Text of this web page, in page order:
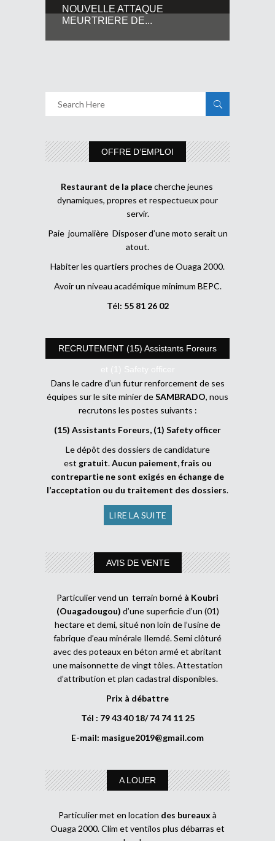
NOUVELLE ATTAQUE
MEURTRIERE DE...
OFFRE D’EMPLOI
Restaurant de la placecherche jeunes
dynamiques, propres et respectueux pour
servir.
Paie journalière Disposer d’une moto serait un
atout.
Habiter les quartiers proches de Ouaga 2000.
Avoir un niveau académique minimum BEPC.
Tél: 55 81 26 02
RECRUTEMENT (15) Assistants Foreurs
et (1) Safety officer
Dans le cadre d’un futur renforcement de ses
équipes sur le site minier deSAMBRADO, nous
recrutons les postes suivants :
(15) Assistants Foreurs, (1) Safety officer
Le dépôt des dossiers de candidature
est gratuit.Aucun paiement, frais ou
contrepartie ne sont exigés en échange de
l’acceptation ou du traitement des dossiers.
LIRE LA SUITE
AVIS DE VENTE
Particulier vend un terrain borné à Koubri
(Ouagadougou) d’une superficie d’un (01)
hectare et demi, situé non loin de l’usine de
fabrique d’eau minérale Ilemdé. Semi clôturé
avec des poteaux en béton armé et abritant
une maisonnette de vingt tôles. Attestation
d’attribution et plan cadastral disponibles.
Prix à débattre
Tél : 79 43 40 18/ 74 74 11 25
E-mail: masigue2019@gmail.com
A LOUER
Particulier met en location des bureaux à
Ouaga 2000. Clim et ventilos plus débarras et